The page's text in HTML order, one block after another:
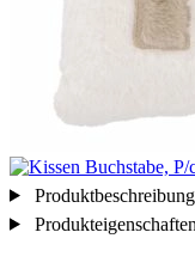
Produktbeschreibung
Produkteigenschaften